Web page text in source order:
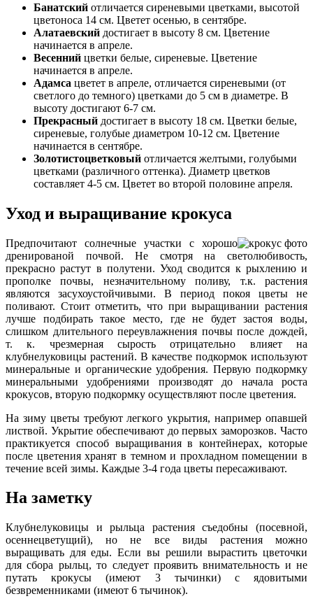
Банатский отличается сиреневыми цветками, высотой
цветоноса 14 см. Цветет осенью, в сентябре.
Алатаевский достигает в высоту 8 см. Цветение
начинается в апреле.
Весенний цветки белые, сиреневые. Цветение
начинается в апреле.
Адамса цветет в апреле, отличается сиреневыми (от
светлого до темного) цветками до 5 см в диаметре. В
высоту достигают 6-7 см.
Прекрасный достигает в высоту 18 см. Цветки белые,
сиреневые, голубые диаметром 10-12 см. Цветение
начинается в сентябре.
Золотистоцветковый отличается желтыми, голубыми
цветками (различного оттенка). Диаметр цветков
составляет 4-5 см. Цветет во второй половине апреля.
Уход и выращивание крокуса
Предпочитают солнечные участки с хорошо
дренированой почвой. Не смотря на светолюбивость,
прекрасно растут в полутени. Уход сводится к рыхлению и
прополке почвы, незначительному поливу, т.к. растения
являются засухоустойчивыми. В период покоя цветы не
поливают. Стоит отметить, что при выращивании растения
лучше подбирать такое место, где не будет застоя воды,
слишком длительного переувлажнения почвы после дождей,
т. к. чрезмерная сырость отрицательно влияет на
клубнелуковицы растений. В качестве подкормок используют
минеральные и органические удобрения. Первую подкормку
минеральными удобрениями производят до начала роста
крокусов, вторую подкормку осуществляют после цветения.
На зиму цветы требуют легкого укрытия, например опавшей
листвой. Укрытие обеспечивают до первых заморозков. Часто
практикуется способ выращивания в контейнерах, которые
после цветения хранят в темном и прохладном помещении в
течение всей зимы. Каждые 3-4 года цветы пересаживают.
На заметку
Клубнелуковицы и рыльца растения съедобны (посевной,
осеннецветущий), но не все виды растения можно
выращивать для еды. Если вы решили вырастить цветочки
для сбора рыльц, то следует проявить внимательность и не
путать крокусы (имеют 3 тычинки) с ядовитыми
безвременниками (имеют 6 тычинок).